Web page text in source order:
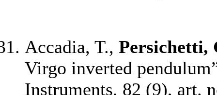
Accadia, T., Persichetti,
Virgo inverted
Instruments, 82 (9),